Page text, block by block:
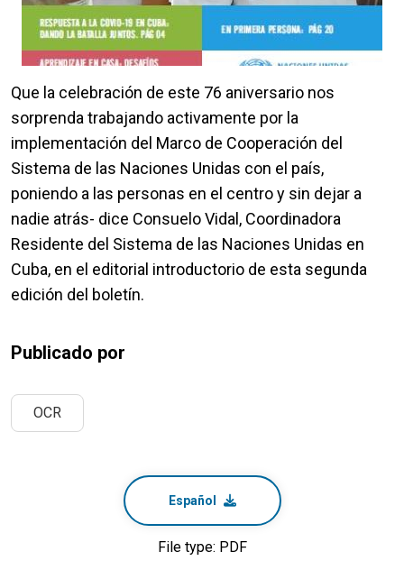
Que la celebración de este 76 aniversario nos
sorprenda trabajando activamente por la
implementación del Marco de Cooperación del
Sistema de las Naciones Unidas con el país,
poniendo a las personas en el centro y sin dejar a
nadie atrás- dice Consuelo Vidal, Coordinadora
Residente del Sistema de las Naciones Unidas en
Cuba, en el editorial introductorio de esta segunda
edición del boletín.
Publicado por
OCR
Español
File type: PDF